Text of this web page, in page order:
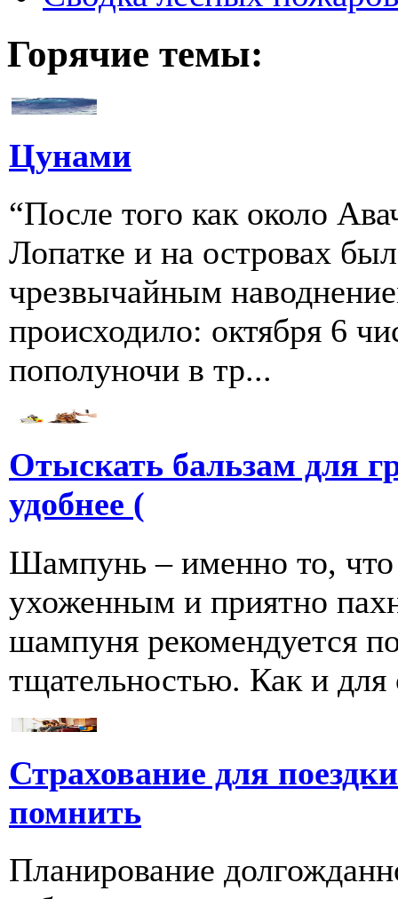
Горячие темы:
Цунами
“После того как около
Лопатке и на островах
чрезвычайным
происходило: октября 6
пополуночи в тр...
Отыскать бальзам для
удобнее (
Шампунь – именно то, что
ухоженным и приятно
шампуня рекомендуется
тщательностью. Как и для
Страхование для
помнить
Планирование